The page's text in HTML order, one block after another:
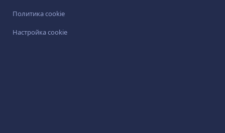
Политика cookie
Настройка cookie